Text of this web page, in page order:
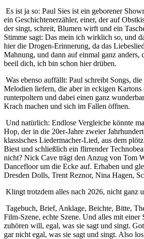
Es ist ja so: Paul Sies ist ein geborener
ein Geschichtenerzähler, einer, der auf
der singt, schreit, Blumen wirft und ein
Stimme sagt: Das mein ich wirklich so, und
hier die Drogen-Erinnerung, da das
Mahnung, und dann auf einmal ganz anders,
beeil dich, ich bin schon hier drüben.
Was ebenso auffällt: Paul schreibt Songs,
Melodien liefern, die aber in eckigen Kartons
runterpoltern und dabei einen ganz
Krach machen und sich im Fallen öffnen.
Und natürlich: Endlose Vergleiche könnte
Hop, der in die 20er-Jahre zweier
klassisches Liedermacher-Lied, aus dem
Biest und schließlich ein flirrender
nicht? Nick Cave trägt den Anzug von Tom
Dancefloor um die Ecke auf. Erhaben und
Dresden Dolls, Trent Reznor, Nina Hagen,
Klingt trotzdem alles nach 2026, nicht ganz
Tagebuch, Brief, Anklage, Beichte, Bitte,
Film-Szene, echte Szene. Und alles mit einer
zuhören will, egal, was sie sagt und singt.
gar nicht egal, was sie sagt und singt. Also